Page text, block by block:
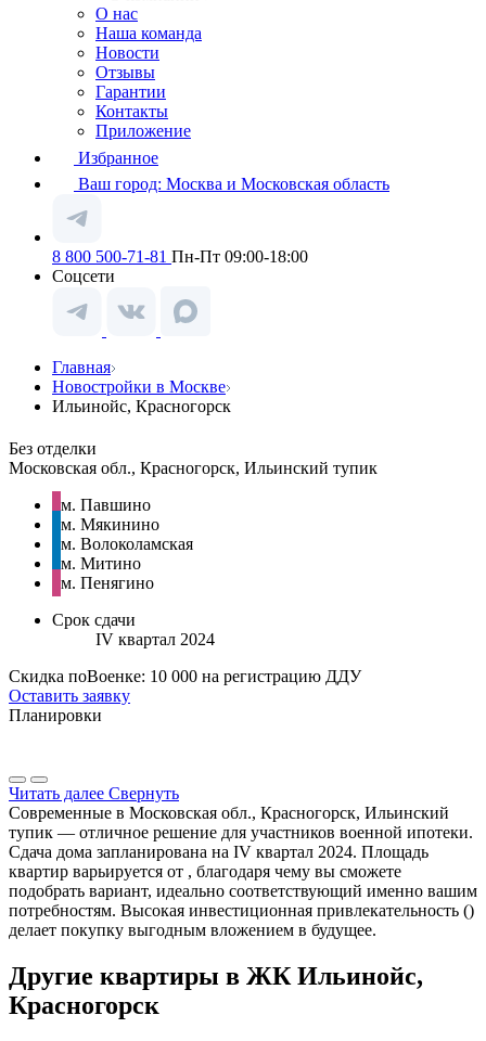
О нас
Наша команда
Новости
Отзывы
Гарантии
Контакты
Приложение
Избранное
Ваш город: Москва и Московская область
8 800 500-71-81 Пн-Пт 09:00-18:00
Соцсети
Главная
Новостройки в Москве
Ильинойс, Красногорск
Без отделки
Московская обл., Красногорск, Ильинский тупик
м. Павшино
м. Мякинино
м. Волоколамская
м. Митино
м. Пенягино
Срок сдачи
IV квартал 2024
Скидка поВоенке: 10 000 на регистрацию ДДУ
Оставить заявку
Планировки
Читать далее Свернуть
Современные в Московская обл., Красногорск, Ильинский
тупик — отличное решение для участников военной ипотеки.
Сдача дома запланирована на IV квартал 2024. Площадь
квартир варьируется от , благодаря чему вы сможете
подобрать вариант, идеально соответствующий именно вашим
потребностям. Высокая инвестиционная привлекательность ()
делает покупку выгодным вложением в будущее.
Другие квартиры в ЖК Ильинойс,
Красногорск